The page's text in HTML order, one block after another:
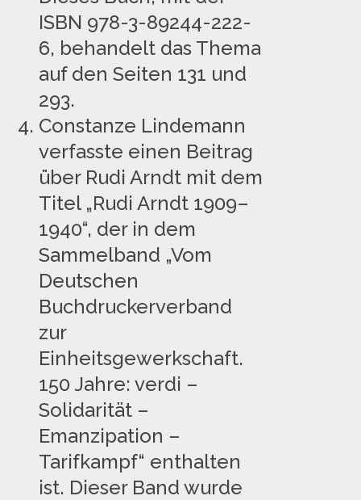
ISBN 978-3-89244-222-
6, behandelt das Thema
auf den Seiten 131 und
293.
Constanze Lindemann
verfasste einen Beitrag
über Rudi Arndt mit dem
Titel „Rudi Arndt 1909–
1940“, der in dem
Sammelband „Vom
Deutschen
Buchdruckerverband
zur
Einheitsgewerkschaft.
150 Jahre: verdi –
Solidarität –
Emanzipation –
Tarifkampf“ enthalten
ist. Dieser Band wurde